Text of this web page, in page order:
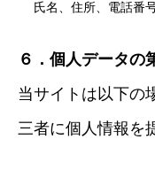
氏名、住所、電話番
６．個人データの
当サイトは以下の
三者に個人情報を